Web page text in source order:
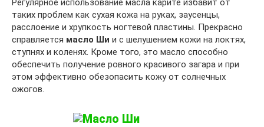
Регулярное использование масла карите избавит от
таких проблем как сухая кожа на руках, заусенцы,
расслоение и хрупкость ногтевой пластины. Прекрасно
справляется масло Ши и с шелушением кожи на локтях,
ступнях и коленях. Кроме того, это масло способно
обеспечить получение ровного красивого загара и при
этом эффективно обезопасить кожу от солнечных
ожогов.